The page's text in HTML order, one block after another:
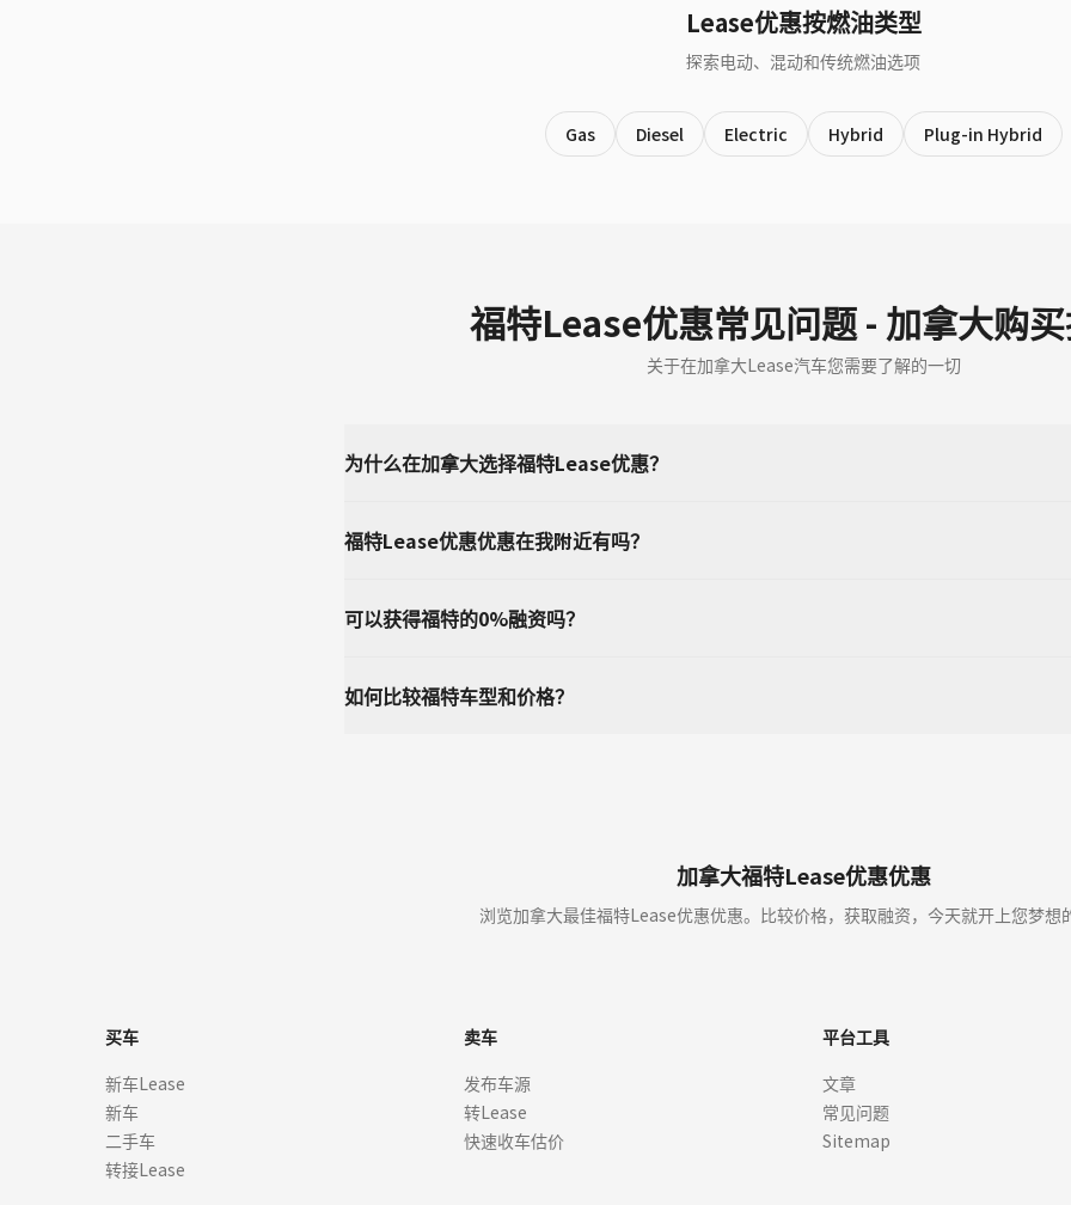
Lease优惠按燃油类型
探索电动、混动和传统燃油选项
Gas Diesel Electric Hybrid Plug-in Hybrid
福特Lease优惠常见问题 - 加拿大购
关于在加拿大Lease汽车您需要了解的一切
为什么在加拿大选择福特Lease优惠？
福特Lease优惠优惠在我附近有吗？
可以获得福特的0%融资吗？
如何比较福特车型和价格？
加拿大福特Lease优惠优惠
浏览加拿大最佳福特Lease优惠优惠。比较价格，获取融资，今天就开上您梦想
买车
新车Lease
新车
二手车
转接Lease
卖车
发布车源
转Lease
快速收车估价
平台工具
文章
常见问题
Sitemap